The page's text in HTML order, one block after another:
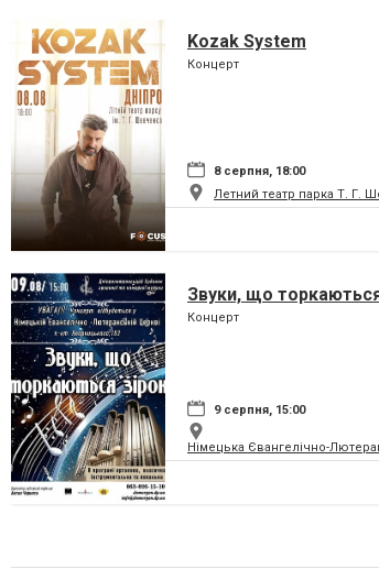
Kozak System
Концерт
8 серпня, 18:00
Летний театр парка Т. Г.
Звуки, що
Концерт
9 серпня, 15:00
Німецька Євангелічно-